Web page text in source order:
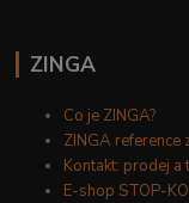
ZINGA
Co je ZINGA?
ZINGA reference
Kontakt: prodej a
E-shop STOP-